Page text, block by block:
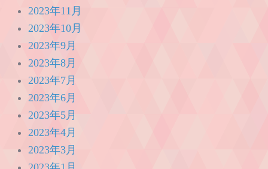
2023年11月
2023年10月
2023年9月
2023年8月
2023年7月
2023年6月
2023年5月
2023年4月
2023年3月